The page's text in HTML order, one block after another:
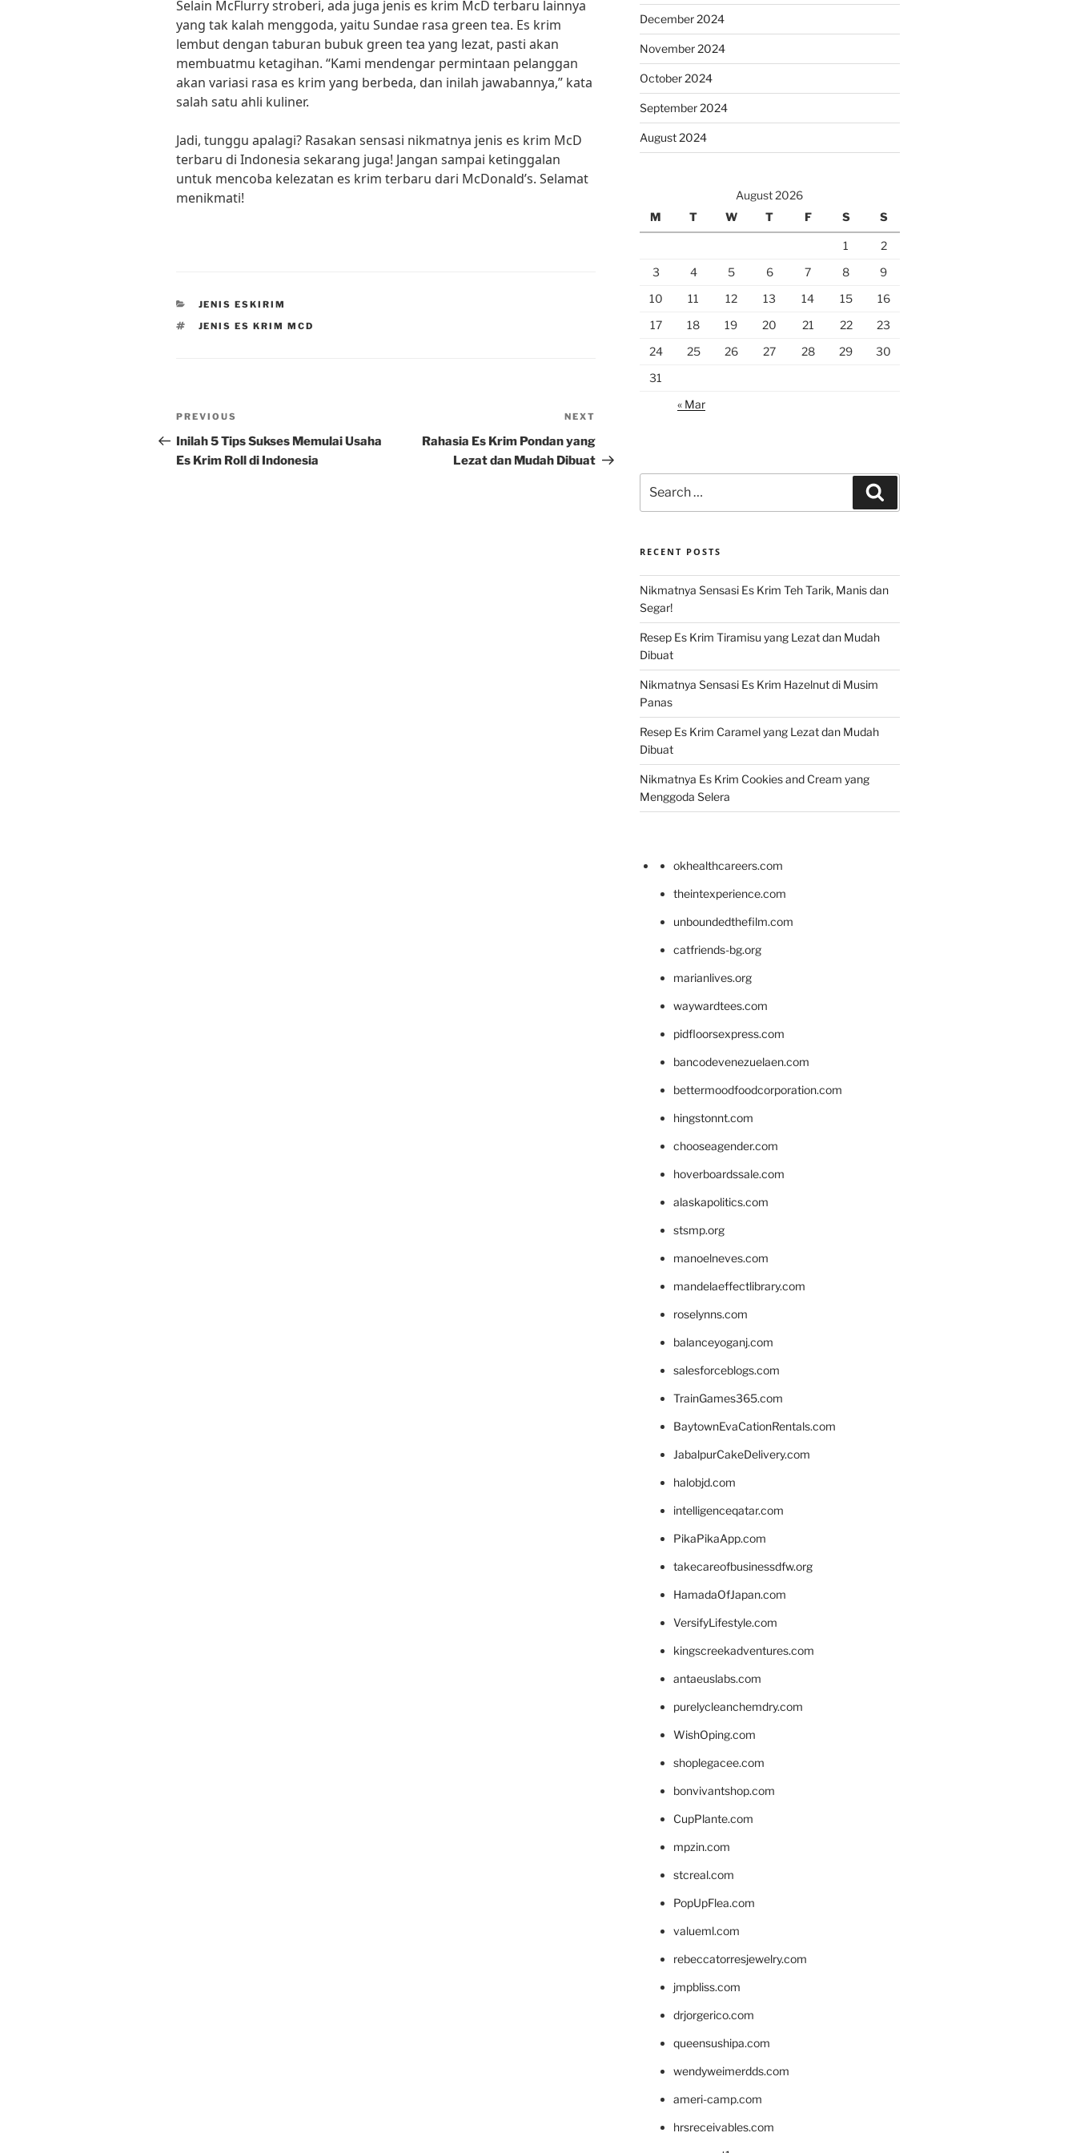
Selain McFlurry stroberi, ada juga jenis es krim McD terbaru lainnya
yang tak kalah menggoda, yaitu Sundae rasa green tea. Es krim
lembut dengan taburan bubuk green tea yang lezat, pasti akan
membuatmu ketagihan. “Kami mendengar permintaan pelanggan
akan variasi rasa es krim yang berbeda, dan inilah jawabannya,” kata
salah satu ahli kuliner.
Jadi, tunggu apalagi? Rasakan sensasi nikmatnya jenis es krim McD
terbaru di Indonesia sekarang juga! Jangan sampai ketinggalan
untuk mencoba kelezatan es krim terbaru dari McDonald’s. Selamat
menikmati!
CATEGORIES
JENIS ESKIRIM
TAGS
JENIS ES KRIM MCD
Post
navigation
Previous
Post
PREVIOUS
Inilah 5 Tips Sukses Memulai Usaha
Es Krim Roll di Indonesia
Post
NEXT
Rahasia Es Krim Pondan yang
Lezat dan Mudah Dibuat
December 2024
November 2024
October 2024
September 2024
August 2024
August 2026
M
T W T F S S
1
2
3
4 5 6 7 8
9
10
11 12 13 14 15
16
17
18 19 20 21 22
23
24
25 26 27 28 29
30
31
« Mar
for:
RECENT POSTS
Nikmatnya Sensasi Es Krim Teh Tarik, Manis dan
Segar!
Resep Es Krim Tiramisu yang Lezat dan Mudah
Dibuat
Nikmatnya Sensasi Es Krim Hazelnut di Musim
Panas
Resep Es Krim Caramel yang Lezat dan Mudah
Dibuat
Nikmatnya Es Krim Cookies and Cream yang
Menggoda Selera
okhealthcareers.com
theintexperience.com
unboundedthefilm.com
catfriends-bg.org
marianlives.org
waywardtees.com
pidfloorsexpress.com
bancodevenezuelaen.com
bettermoodfoodcorporation.com
hingstonnt.com
chooseagender.com
hoverboardssale.com
alaskapolitics.com
stsmp.org
manoelneves.com
mandelaeffectlibrary.com
roselynns.com
balanceyoganj.com
salesforceblogs.com
TrainGames365.com
BaytownEvaCationRentals.com
JabalpurCakeDelivery.com
halobjd.com
intelligenceqatar.com
PikaPikaApp.com
takecareofbusinessdfw.org
HamadaOfJapan.com
VersifyLifestyle.com
kingscreekadventures.com
antaeuslabs.com
purelycleanchemdry.com
WishOping.com
shoplegacee.com
bonvivantshop.com
CupPlante.com
mpzin.com
stcreal.com
PopUpFlea.com
valueml.com
rebeccatorresjewelry.com
jmpbliss.com
drjorgerico.com
queensushipa.com
wendyweimerdds.com
ameri-camp.com
hrsreceivables.com